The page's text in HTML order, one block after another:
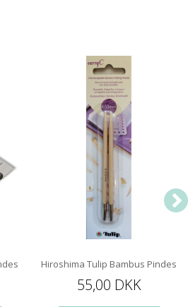
12 cm
Hiroshima Tulip Bambus
55,00 DKK